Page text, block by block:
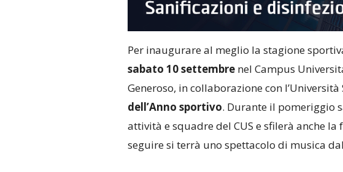
Per inaugurare al meglio la stagione
sabato 10 settembrenel Campus
Generoso, in collaborazione con l’Università
dell’Anno sportivo. Durante il pomeriggio
attività e squadre del CUS e sfilerà anche
seguire si terrà uno spettacolo di musica